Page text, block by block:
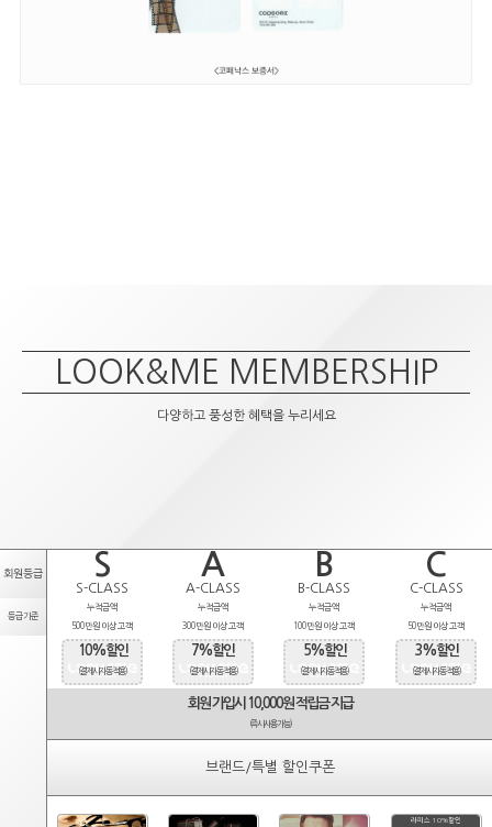
LOOK&ME MEMBERSHIP
다양하고 풍성한 혜택을 누리세요
회원등급 S A B C
S-CLASS A-CLASS B-CLASS C-CLASS
등급기준
누적금액
500만원 이상 고객
누적금액
300만원 이상 고객
누적금액
100만원 이상 고객
누적금액
50만원 이상 고객
10%할인
(결제시 자동적용)
7%할인
(결제시 자동적용)
5%할인
(결제시 자동적용)
3%할인
(결제시 자동적용)
회원 가입시 10,000원 적립금 지급
(즉시사용가능)
브랜드/특별 할인쿠폰
라피스 10%할인